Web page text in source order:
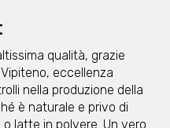
qualità, grazie
eccellenza
nella produzione della
è naturale e privo di
latte in polvere. Un vero